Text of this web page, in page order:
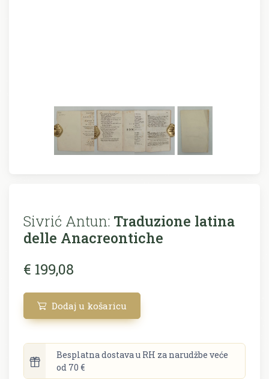
Sivrić Antun: Traduzione latina
delle Anacreontiche
€ 199,08
Dodaj u košaricu
Besplatna dostava u RH za narudžbe veće
od 70 €